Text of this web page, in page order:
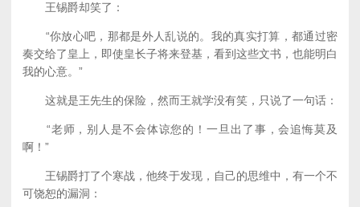
王锡爵却笑了：
“你放心吧，那都是外人乱说的。我的真实打算，都通过密
奏交给了皇上，即使皇长子将来登基，看到这些文书，也能明白
我的心意。”
这就是王先生的保险，然而王就学没有笑，只说了一句话：
“老师，别人是不会体谅您的！一旦出了事，会追悔莫及
啊！”
王锡爵打了个寒战，他终于发现，自己的思维中，有一个不
可饶恕的漏洞：